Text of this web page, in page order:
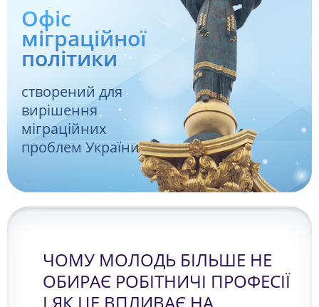
Офіс
міграційної
політики
створений для
вирішення
міграційних
проблем України
ЧОМУ МОЛОДЬ БІЛЬШЕ НЕ
ОБИРАЄ РОБІТНИЧІ ПРОФЕСІЇ